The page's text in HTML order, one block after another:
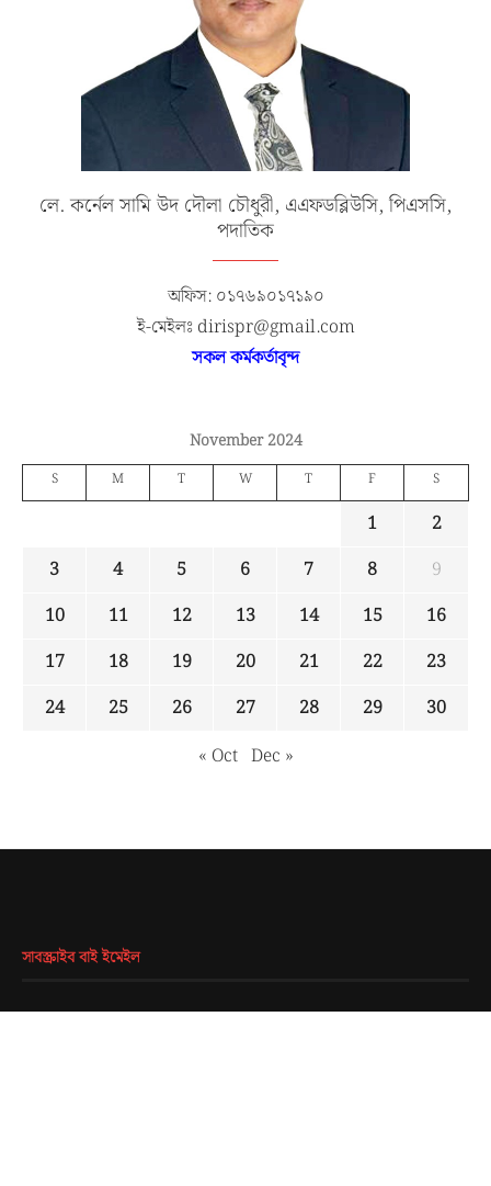
লে. কর্নেল সামি উদ দৌলা চৌধুরী, এএফডব্লিউসি, পিএসসি,
পদাতিক
অফিস: ০১৭৬৯০১৭১৯০
ই-মেইলঃ dirispr@gmail.com
সকল কর্মকর্তাবৃন্দ
November 2024
S M T W T F S
1
2
3
4 5 6 7 8
9
10
11 12 13 14 15
16
17
18 19 20 21 22
23
24
25 26 27 28 29
30
« Oct Dec »
সাবস্ক্রাইব বাই ইমেইল